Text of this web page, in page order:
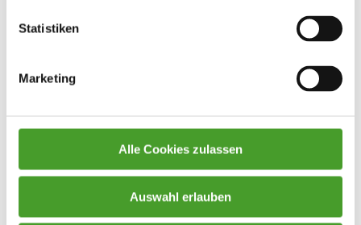
Statistiken
Marketing
Alle Cookies zulassen
Auswahl erlauben